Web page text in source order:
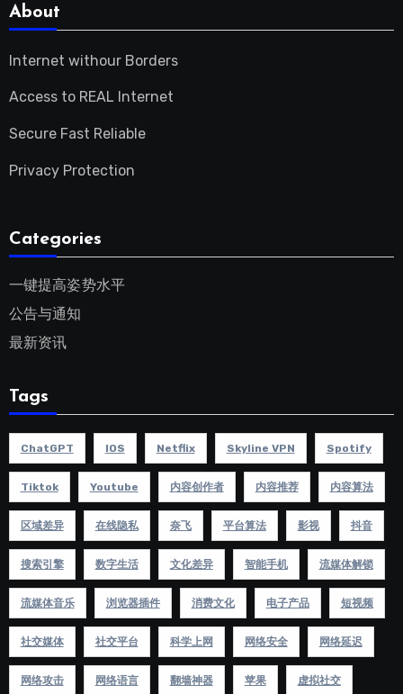
About
Internet withour Borders
Access to REAL Internet
Secure Fast Reliable
Privacy Protection
Categories
一键提高姿势水平
公告与通知
最新资讯
Tags
ChatGPT IOS Netflix Skyline VPN Spotify
Tiktok Youtube 内容创作者 内容推荐 内容算法
区域差异 在线隐私 奈飞 平台算法 影视 抖音
搜索引擎 数字生活 文化差异 智能手机 流媒体解锁
流媒体音乐 浏览器插件 消费文化 电子产品 短视频
社交媒体 社交平台 科学上网 网络安全 网络延迟
网络攻击 网络语言 翻墙神器 苹果 虚拟社交